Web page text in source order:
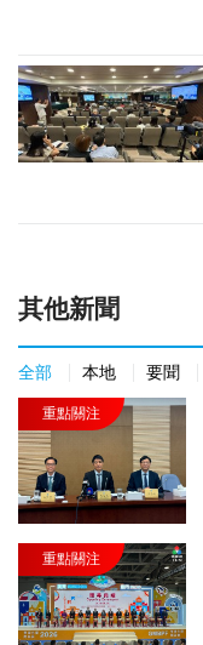
其他新聞
全部 本地 要聞